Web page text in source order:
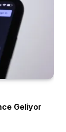
Geliyor